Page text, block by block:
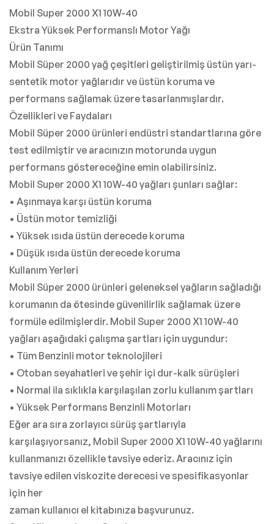
Mobil Super 2000 X1 10W-40
Ekstra Yüksek Performanslı Motor Yağı
Ürün Tanımı
Mobil Süper 2000 yağ çeşitleri geliştirilmiş üstün yarı-
sentetik motor yağlarıdır ve üstün koruma ve
performans sağlamak üzere tasarlanmışlardır.
Özellikleri ve Faydaları
Mobil Süper 2000 ürünleri endüstri standartlarına göre
test edilmiştir ve aracınızın motorunda uygun
performans göstereceğine emin olabilirsiniz.
Mobil Super 2000 X1 10W-40 yağları şunları sağlar:
• Aşınmaya karşı üstün koruma
• Üstün motor temizliği
• Yüksek ısıda üstün derecede koruma
• Düşük ısıda üstün derecede koruma
Kullanım Yerleri
Mobil Süper 2000 ürünleri geleneksel yağların sağladığı
korumanın da ötesinde güvenilirlik sağlamak üzere
formüle edilmişlerdir. Mobil Super 2000 X1 10W-40
yağları aşağıdaki çalışma şartları için uygundur:
• Tüm Benzinli motor teknolojileri
• Otoban seyahatleri ve şehir içi dur-kalk sürüşleri
• Normal ila sıklıkla karşılaşılan zorlu kullanım şartları
• Yüksek Performans Benzinli Motorları
Eğer ara sıra zorlayıcı sürüş şartlarıyla
karşılaşıyorsanız, Mobil Super 2000 X1 10W-40 yağlarını
kullanmanızı özellikle tavsiye ederiz. Aracınız için
tavsiye edilen viskozite derecesi ve spesifikasyonlar
için her
zaman kullanıcı el kitabınıza başvurunuz.